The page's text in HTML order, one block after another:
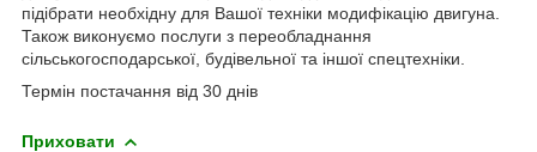
підібрати необхідну для Вашої техніки модифікацію двигуна.
Також виконуємо послуги з переобладнання
сільськогосподарської, будівельної та іншої спецтехніки.
Термін постачання від 30 днів
Приховати